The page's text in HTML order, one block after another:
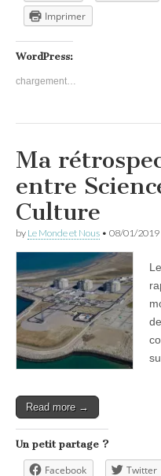
Imprimer
WordPress:
chargement…
Ma
entre
Culture
by Le Monde et Nous • 08/01/2019
Read more →
Un petit partage ?
Facebook Twitter